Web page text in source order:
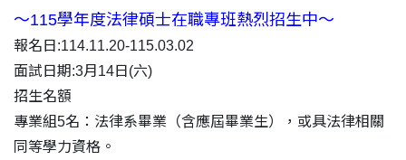
～115學年度法律碩士在職專班熱烈招生中～
報名日:114.11.20-115.03.02
面試日期:3月14日(六)
招生名額
專業組5名：法律系畢業（含應屆畢業生），或具法律相關
同等學力資格。